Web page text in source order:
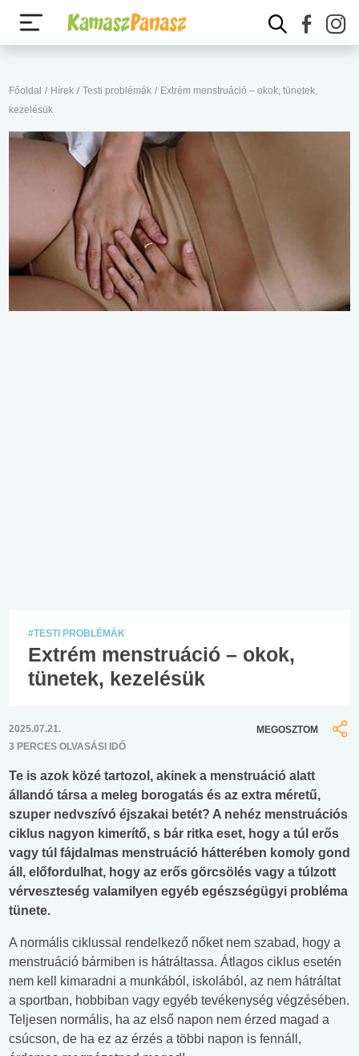
Főoldal / Hírek / Testi problémák / Extrém menstruáció – okok, tünetek,
kezelésük
#TESTI PROBLÉMÁK
Extrém menstruáció – okok,
tünetek, kezelésük
2025.07.21.
3 PERCES OLVASÁSI IDŐ
MEGOSZTOM
Te is azok közé tartozol, akinek a menstruáció alatt
állandó társa a meleg borogatás és az extra méretű,
szuper nedvszívó éjszakai betét? A nehéz menstruációs
ciklus nagyon kimerítő, s bár ritka eset, hogy a túl erős
vagy túl fájdalmas menstruáció hátterében komoly gond
áll, előfordulhat, hogy az erős görcsölés vagy a túlzott
vérveszteség valamilyen egyéb egészségügyi probléma
tünete.
A normális ciklussal rendelkező nőket nem szabad, hogy a
menstruáció bármiben is hátráltassa. Átlagos ciklus esetén
nem kell kimaradni a munkából, iskolából, az nem hátráltat
a sportban, hobbiban vagy egyéb tevékenység végzésében.
Teljesen normális, ha az első napon nem érzed magad a
csúcson, de ha ez az érzés a többi napon is fennáll,